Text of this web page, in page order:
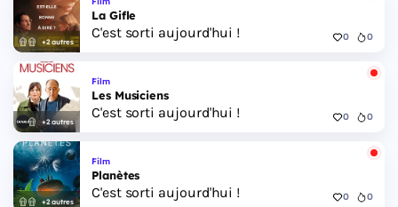
+2 autres
La Gifle
C'est sorti aujourd'hui ! 0 0
+2 autres
Film
Les Musiciens
C'est sorti aujourd'hui ! 0 0
+2 autres
Film
Planètes
C'est sorti aujourd'hui ! 0 0